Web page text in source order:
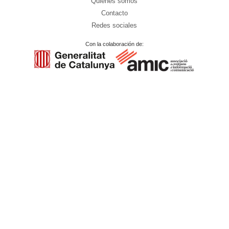
Contacto
Redes sociales
Con la colaboración de: